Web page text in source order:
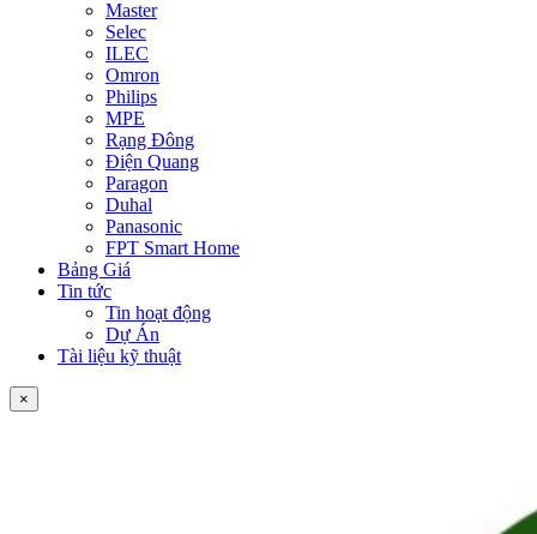
Master
Selec
ILEC
Omron
Philips
MPE
Rạng Đông
Điện Quang
Paragon
Duhal
Panasonic
FPT Smart Home
Bảng Giá
Tin tức
Tin hoạt động
Dự Án
Tài liệu kỹ thuật
×